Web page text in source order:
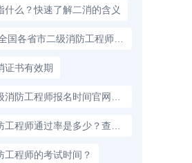
什么？快速了解二消的含义
证书有效期
工程师的考试时间？